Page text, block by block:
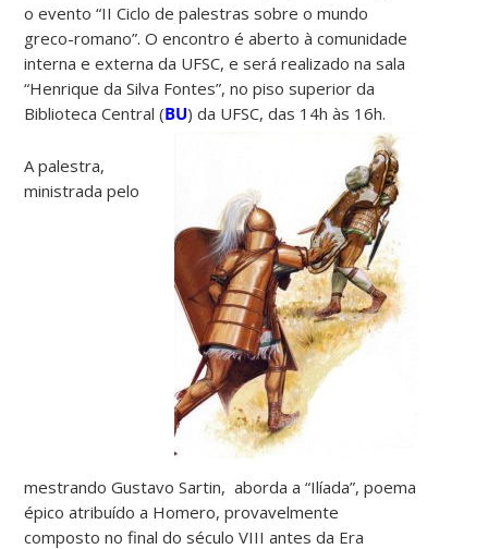
o evento “II Ciclo de palestras sobre o mundo
greco-romano”. O encontro é aberto à comunidade
interna e externa da UFSC, e será realizado na sala
“Henrique da Silva Fontes”, no piso superior da
Biblioteca Central (BU) da UFSC, das 14h às 16h.
A palestra,
ministrada pelo
mestrando Gustavo Sartin, aborda a “Ilíada”, poema
épico atribuído a Homero, provavelmente
composto no final do século VIII antes da Era